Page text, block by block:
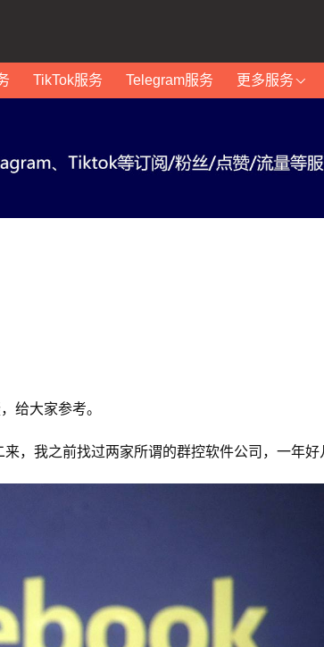
TikTok服务 Telegram服务 更多服务
给大家参考。
，我之前找过两家所谓的群控软件公司，一年好